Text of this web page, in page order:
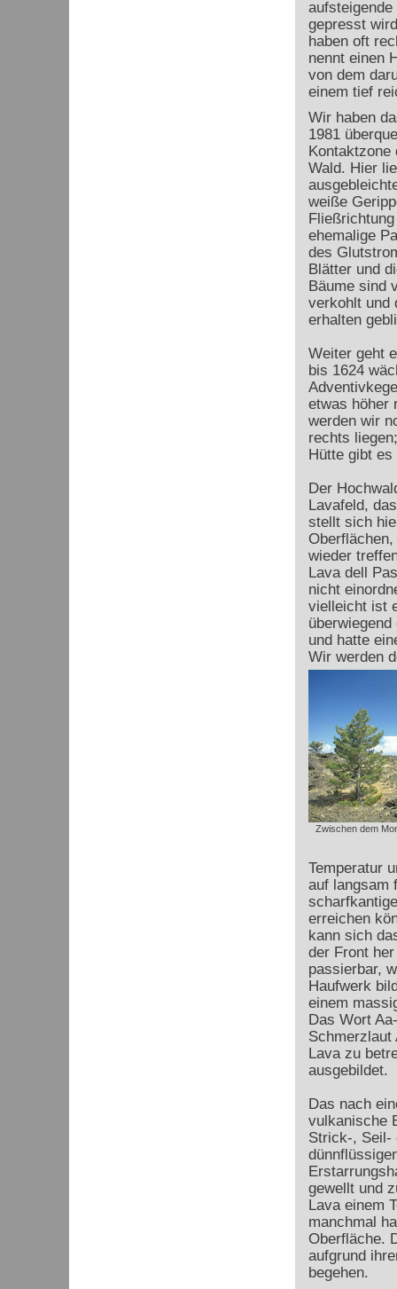
gepresst
haben oft
nennt einen
von dem
einem tief
Wir haben
1981
Kontaktzone
Wald. Hier
weiße
ehemalige
des
Blätter und
Bäume sind
verkohlt und
erhalten
Weiter geht
bis 1624
etwas höher
werden wir
rechts
Hütte gibt
Der
Lavafeld,
stellt sich
wieder
Lava dell
nicht
vielleicht ist
und hatte
Wir werden
Zwischen dem
Temperatur
auf langsam
erreichen
kann sich
der Front
passierbar,
Haufwerk
einem
Das Wort
Schmerzlaut
Lava zu
ausgebildet.
Das nach
vulkanische
Strick-, Seil-
gewellt und
Lava einem
manchmal
Oberfläche.
aufgrund
begehen.